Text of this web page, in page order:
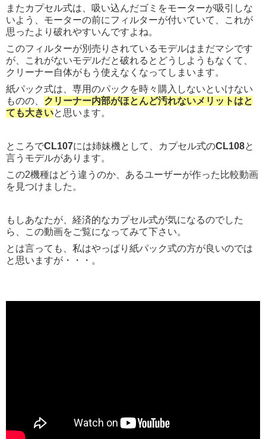
またカプセル式は、吸い込んだゴミをモーターが吸引しな
いよう、モーターの前にフィルターが付いていて、これが
思ったより破れやすいんですよね。
このフィルターが別売りされているモデルはまだマシです
が、これがないモデルだと破れるとどうしようもなくて、
クリーナー自体がもう使えなくなってしまいます。
紙パック式は、専用のパックを時々購入しないといけない
ものの、 クリーナー内部がほとんど汚れないメリットはと
ても大きいと思います。
ところでCL107には姉妹機として、カプセル式のCL108と
言うモデルがあります。
この2機種はどう違うのか、あるユーザーが作った比較動画
を見つけました。
もしあなたが、経済的なカプセル式が気になるのでした
ら、この動画をご覧になってみて下さい。
とは言っても、私はやっぱり紙パック式の方が良いのでは
と思いますが・・・。